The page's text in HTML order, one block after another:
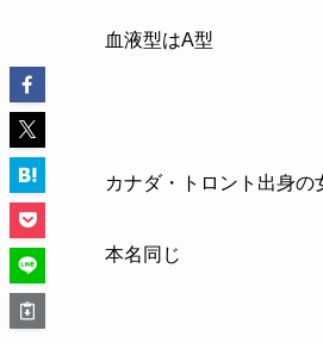
血液型はA型
カナダ・トロント出身
本名同じ